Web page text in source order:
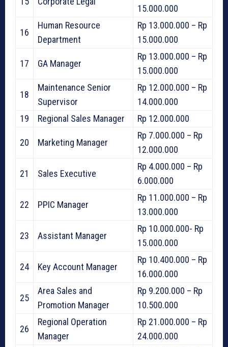
15.000.000
16
Human Resource
Department
Rp 13.000.000 – Rp
15.000.000
17 GA Manager
Rp 13.000.000 – Rp
15.000.000
18
Maintenance Senior
Supervisor
Rp 12.000.000 – Rp
14.000.000
19
Regional Sales Manager Rp 12.000.000
20 Marketing Manager
Rp 7.000.000 – Rp
12.000.000
21 Sales Executive
Rp 4.000.000 – Rp
6.000.000
22 PPIC Manager
Rp 11.000.000 – Rp
13.000.000
23 Assistant Manager
Rp 10.000.000- Rp
15.000.000
24 Key Account Manager
Rp 10.400.000 – Rp
16.000.000
25
Area Sales and
Promotion Manager
Rp 9.200.000 – Rp
10.500.000
26
Regional Operation
Manager
Rp 21.000.000 – Rp
24.000.000